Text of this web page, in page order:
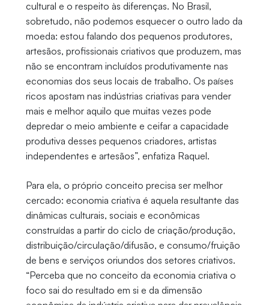
cultural e o respeito às diferenças. No Brasil,
sobretudo, não podemos esquecer o outro lado da
moeda: estou falando dos pequenos produtores,
artesãos, profissionais criativos que produzem, mas
não se encontram incluídos produtivamente nas
economias dos seus locais de trabalho. Os países
ricos apostam nas indústrias criativas para vender
mais e melhor aquilo que muitas vezes pode
depredar o meio ambiente e ceifar a capacidade
produtiva desses pequenos criadores, artistas
independentes e artesãos”, enfatiza Raquel.
Para ela, o próprio conceito precisa ser melhor
cercado: economia criativa é aquela resultante das
dinâmicas culturais, sociais e econômicas
construídas a partir do ciclo de criação/produção,
distribuição/circulação/difusão, e consumo/fruição
de bens e serviços oriundos dos setores criativos.
“Perceba que no conceito da economia criativa o
foco sai do resultado em si e da dimensão